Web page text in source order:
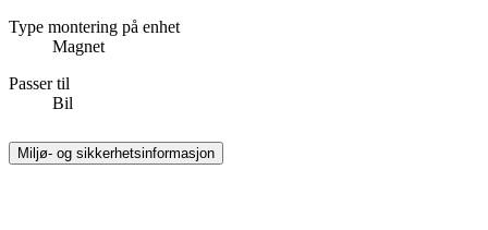
Type montering på enhet
Magnet
Passer til
Bil
Miljø- og sikkerhetsinformasjon